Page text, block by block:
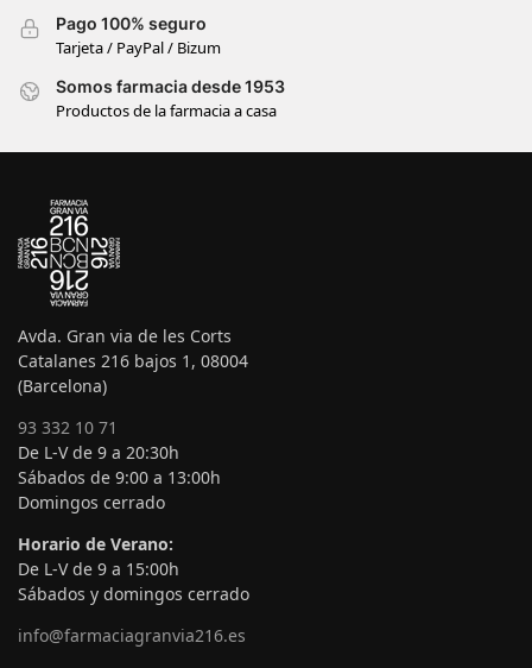
Pago 100% seguro
Tarjeta / PayPal / Bizum
Somos farmacia desde 1953
Productos de la farmacia a casa
Avda. Gran via de les Corts
Catalanes 216 bajos 1, 08004
(Barcelona)
93 332 10 71
De L-V de 9 a 20:30h
Sábados de 9:00 a 13:00h
Domingos cerrado
Horario de Verano:
De L-V de 9 a 15:00h
Sábados y domingos cerrado
info@farmaciagranvia216.es